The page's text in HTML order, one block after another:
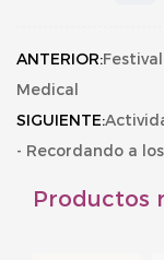
ANTERIOR:
Medical
SIGUIENTE:
- Recordando a
Productos